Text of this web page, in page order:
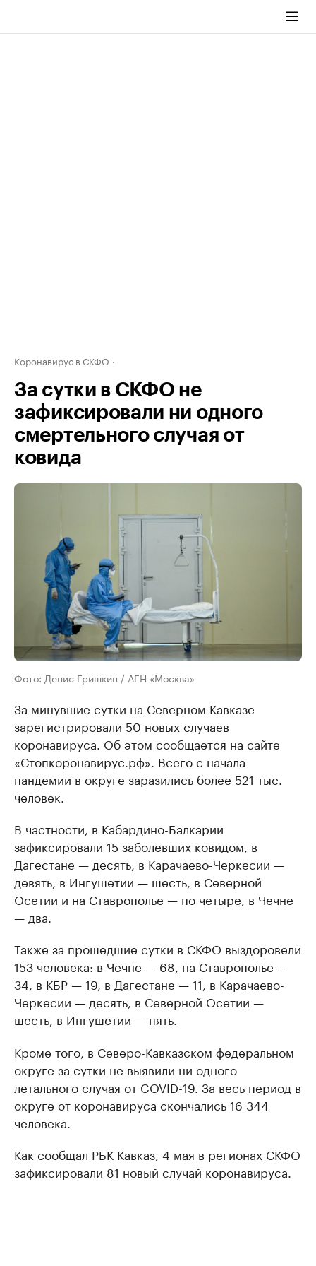
Коронавирус в СКФО
За сутки в СКФО не
зафиксировали ни одного
смертельного случая от
ковида
Фото: Денис Гришкин / АГН «Москва»
За минувшие сутки на Северном Кавказе
зарегистрировали 50 новых случаев
коронавируса. Об этом сообщается на сайте
«Стопкоронавирус.рф». Всего с начала
пандемии в округе заразились более 521 тыс.
человек.
В частности, в Кабардино-Балкарии
зафиксировали 15 заболевших ковидом, в
Дагестане — десять, в Карачаево-Черкесии —
девять, в Ингушетии — шесть, в Северной
Осетии и на Ставрополье — по четыре, в Чечне
— два.
Также за прошедшие сутки в СКФО выздоровели
153 человека: в Чечне — 68, на Ставрополье —
34, в КБР — 19, в Дагестане — 11, в Карачаево-
Черкесии — десять, в Северной Осетии —
шесть, в Ингушетии — пять.
Кроме того, в Северо-Кавказском федеральном
округе за сутки не выявили ни одного
летального случая от COVID-19. За весь период в
округе от коронавируса скончались 16 344
человека.
Как сообщал РБК Кавказ, 4 мая в регионах СКФО
зафиксировали 81 новый случай коронавируса.